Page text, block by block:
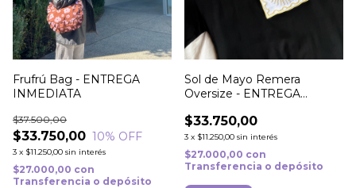
Frufrú Bag - ENTREGA
INMEDIATA
$33.750,00
$37.500,00
10% OFF
3 x $11.250,00 sin interés
$27.000,00 con
Transferencia o depósito
Sol de Mayo Remera
Oversize - ENTREGA
$33.750,00
3 x $11.250,00 sin interés
$27.000,00 con
Transferencia o depósito